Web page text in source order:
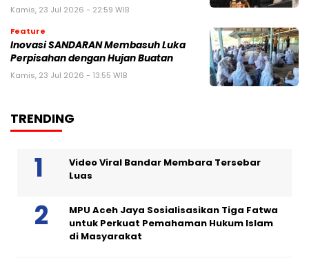
Kamis, 23 Jul 2026 - 22:59 WIB
Feature
Inovasi SANDARAN Membasuh Luka
Perpisahan dengan Hujan Buatan
Kamis, 23 Jul 2026 - 13:55 WIB
TRENDING
Video Viral Bandar Membara Tersebar
Luas
MPU Aceh Jaya Sosialisasikan Tiga Fatwa
untuk Perkuat Pemahaman Hukum Islam
di Masyarakat